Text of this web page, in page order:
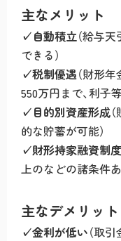
主なメリット
✓自動積立（給与
できる）
✓税制優遇（財形
550万円まで、利子
✓目的別資産形成
的な貯蓄が可能）
✓財形持家融資制度
上のなどの諸条件あ
主なデメリット
✓金利が低い（取